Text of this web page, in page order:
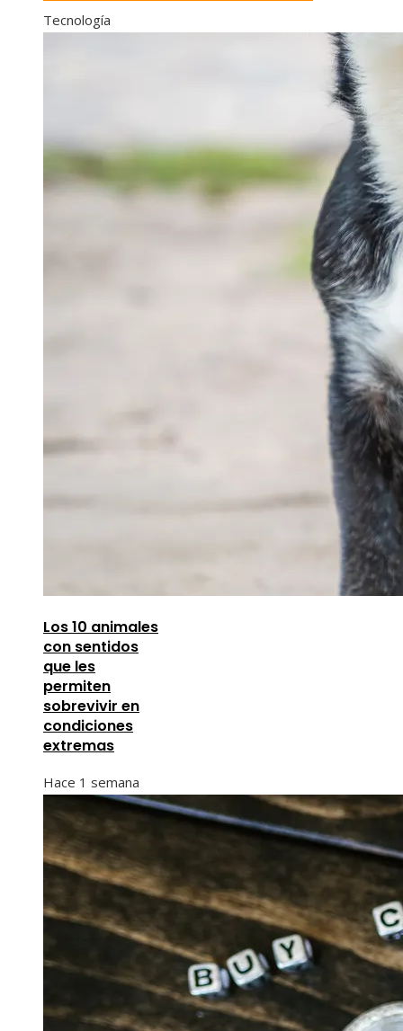
Tecnología
Los 10 animales
con sentidos
que les
permiten
sobrevivir en
condiciones
extremas
Hace 1 semana